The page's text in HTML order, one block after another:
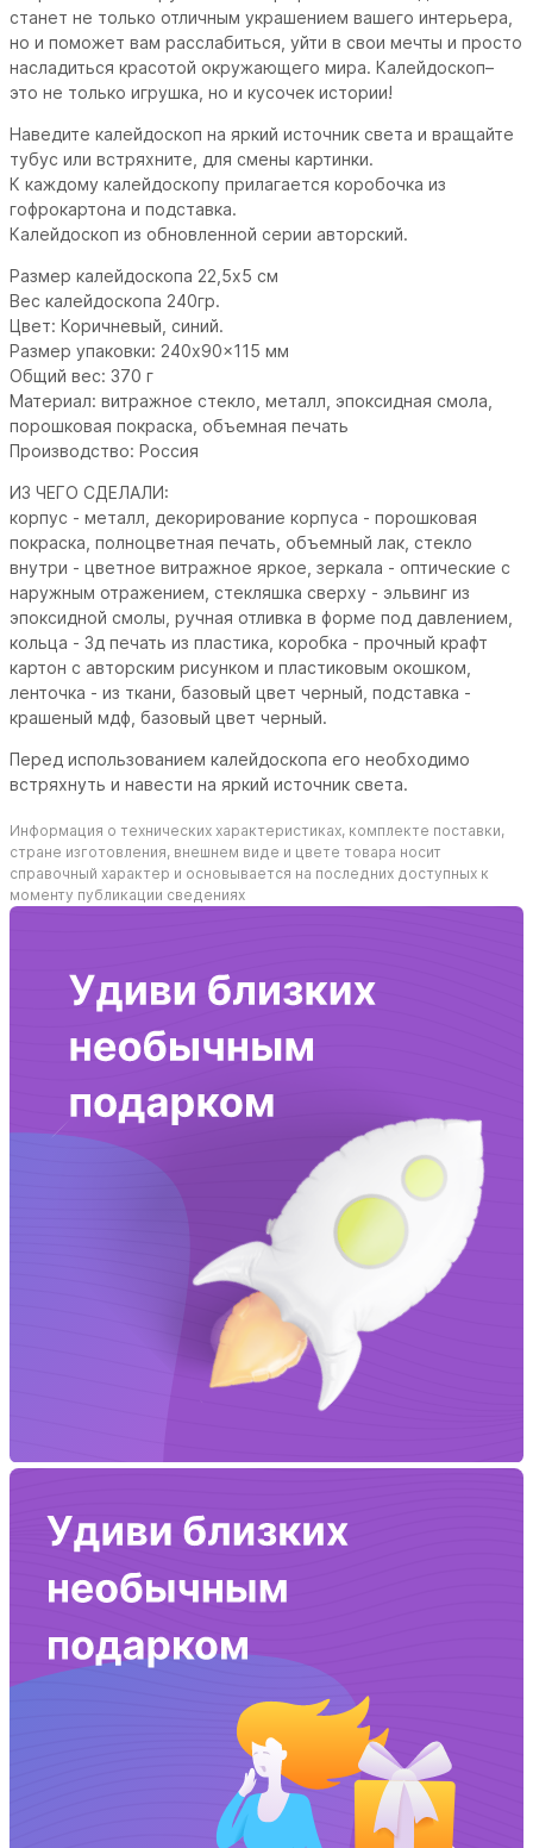
станет не только отличным украшением вашего интерьера,
но и поможет вам расслабиться, уйти в свои мечты и просто
насладиться красотой окружающего мира. Калейдоскоп–
это не только игрушка, но и кусочек истории!
Наведите калейдоскоп на яркий источник света и вращайте
тубус или встряхните, для смены картинки.
К каждому калейдоскопу прилагается коробочка из
гофрокартона и подставка.
Калейдоскоп из обновленной серии авторский.
Размер калейдоскопа 22,5х5 см
Вес калейдоскопа 240гр.
Цвет: Коричневый, синий.
Размер упаковки: 240x90x115 мм
Общий вес: 370 г
Материал: витражное стекло, металл, эпоксидная смола,
порошковая покраска, объемная печать
Производство: Россия
ИЗ ЧЕГО СДЕЛАЛИ:
корпус - металл, декорирование корпуса - порошковая
покраска, полноцветная печать, объемный лак, стекло
внутри - цветное витражное яркое, зеркала - оптические с
наружным отражением, стекляшка сверху - эльвинг из
эпоксидной смолы, ручная отливка в форме под давлением,
кольца - 3д печать из пластика, коробка - прочный крафт
картон с авторским рисунком и пластиковым окошком,
ленточка - из ткани, базовый цвет черный, подставка -
крашеный мдф, базовый цвет черный.
Перед использованием калейдоскопа его необходимо
встряхнуть и навести на яркий источник света.
Информация о технических характеристиках, комплекте поставки,
стране изготовления, внешнем виде и цвете товара носит
справочный характер и основывается на последних доступных к
моменту публикации сведениях